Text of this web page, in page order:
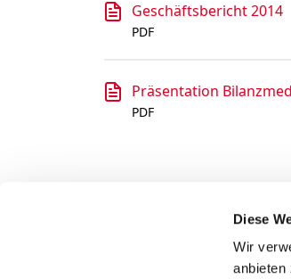
Diese
Wir
anbieten
Geschäftsbericht 2014
PDF
Präsentation
PDF